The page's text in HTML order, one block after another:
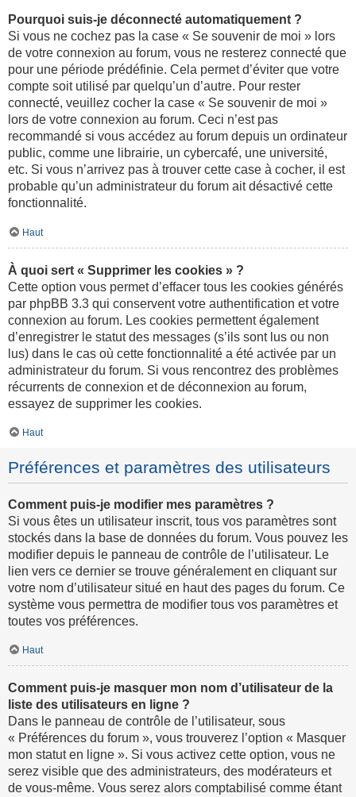
Pourquoi suis-je déconnecté automatiquement ?
Si vous ne cochez pas la case « Se souvenir de moi » lors
de votre connexion au forum, vous ne resterez connecté que
pour une période prédéfinie. Cela permet d’éviter que votre
compte soit utilisé par quelqu’un d’autre. Pour rester
connecté, veuillez cocher la case « Se souvenir de moi »
lors de votre connexion au forum. Ceci n’est pas
recommandé si vous accédez au forum depuis un ordinateur
public, comme une librairie, un cybercafé, une université,
etc. Si vous n’arrivez pas à trouver cette case à cocher, il est
probable qu’un administrateur du forum ait désactivé cette
fonctionnalité.
Haut
À quoi sert « Supprimer les cookies » ?
Cette option vous permet d’effacer tous les cookies générés
par phpBB 3.3 qui conservent votre authentification et votre
connexion au forum. Les cookies permettent également
d’enregistrer le statut des messages (s’ils sont lus ou non
lus) dans le cas où cette fonctionnalité a été activée par un
administrateur du forum. Si vous rencontrez des problèmes
récurrents de connexion et de déconnexion au forum,
essayez de supprimer les cookies.
Haut
Préférences et paramètres des utilisateurs
Comment puis-je modifier mes paramètres ?
Si vous êtes un utilisateur inscrit, tous vos paramètres sont
stockés dans la base de données du forum. Vous pouvez les
modifier depuis le panneau de contrôle de l’utilisateur. Le
lien vers ce dernier se trouve généralement en cliquant sur
votre nom d’utilisateur situé en haut des pages du forum. Ce
système vous permettra de modifier tous vos paramètres et
toutes vos préférences.
Haut
Comment puis-je masquer mon nom d’utilisateur de la
liste des utilisateurs en ligne ?
Dans le panneau de contrôle de l’utilisateur, sous
« Préférences du forum », vous trouverez l’option « Masquer
mon statut en ligne ». Si vous activez cette option, vous ne
serez visible que des administrateurs, des modérateurs et
de vous-même. Vous serez alors comptabilisé comme étant